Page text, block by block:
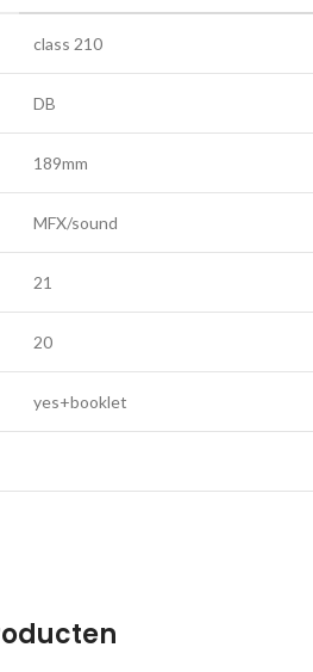
class 210
DB
189mm
MFX/sound
21
20
yes+booklet